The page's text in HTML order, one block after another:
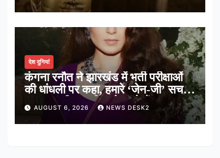
देश दुनियां
कंगना रनौत ने झारखंड में भर्ती परीक्षाओं
की धांधली पर कहा, हमारे ‘जेन-जी’ सच में
हर तरह की तकलीफ झेल रहे हैं
AUGUST 6, 2026 NEWS DESK2